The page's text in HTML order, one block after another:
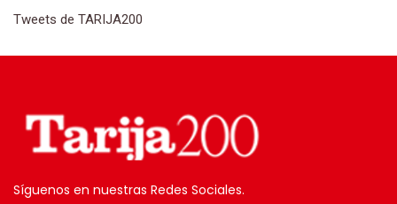
Tweets de TARIJA200
Síguenos en nuestras Redes Sociales.